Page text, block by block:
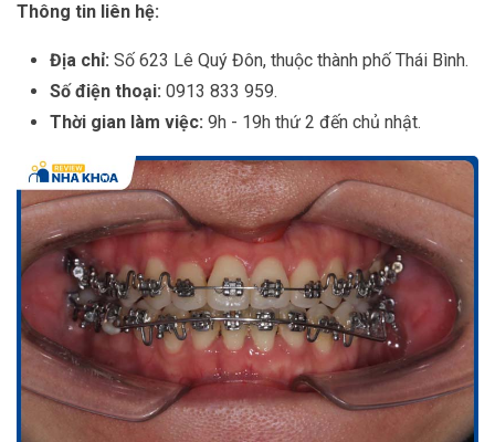
Thông tin liên hệ:
Địa chỉ: Số 623 Lê Quý Đôn, thuộc thành phố Thái Bình.
Số điện thoại: 0913 833 959.
Thời gian làm việc: 9h - 19h thứ 2 đến chủ nhật.